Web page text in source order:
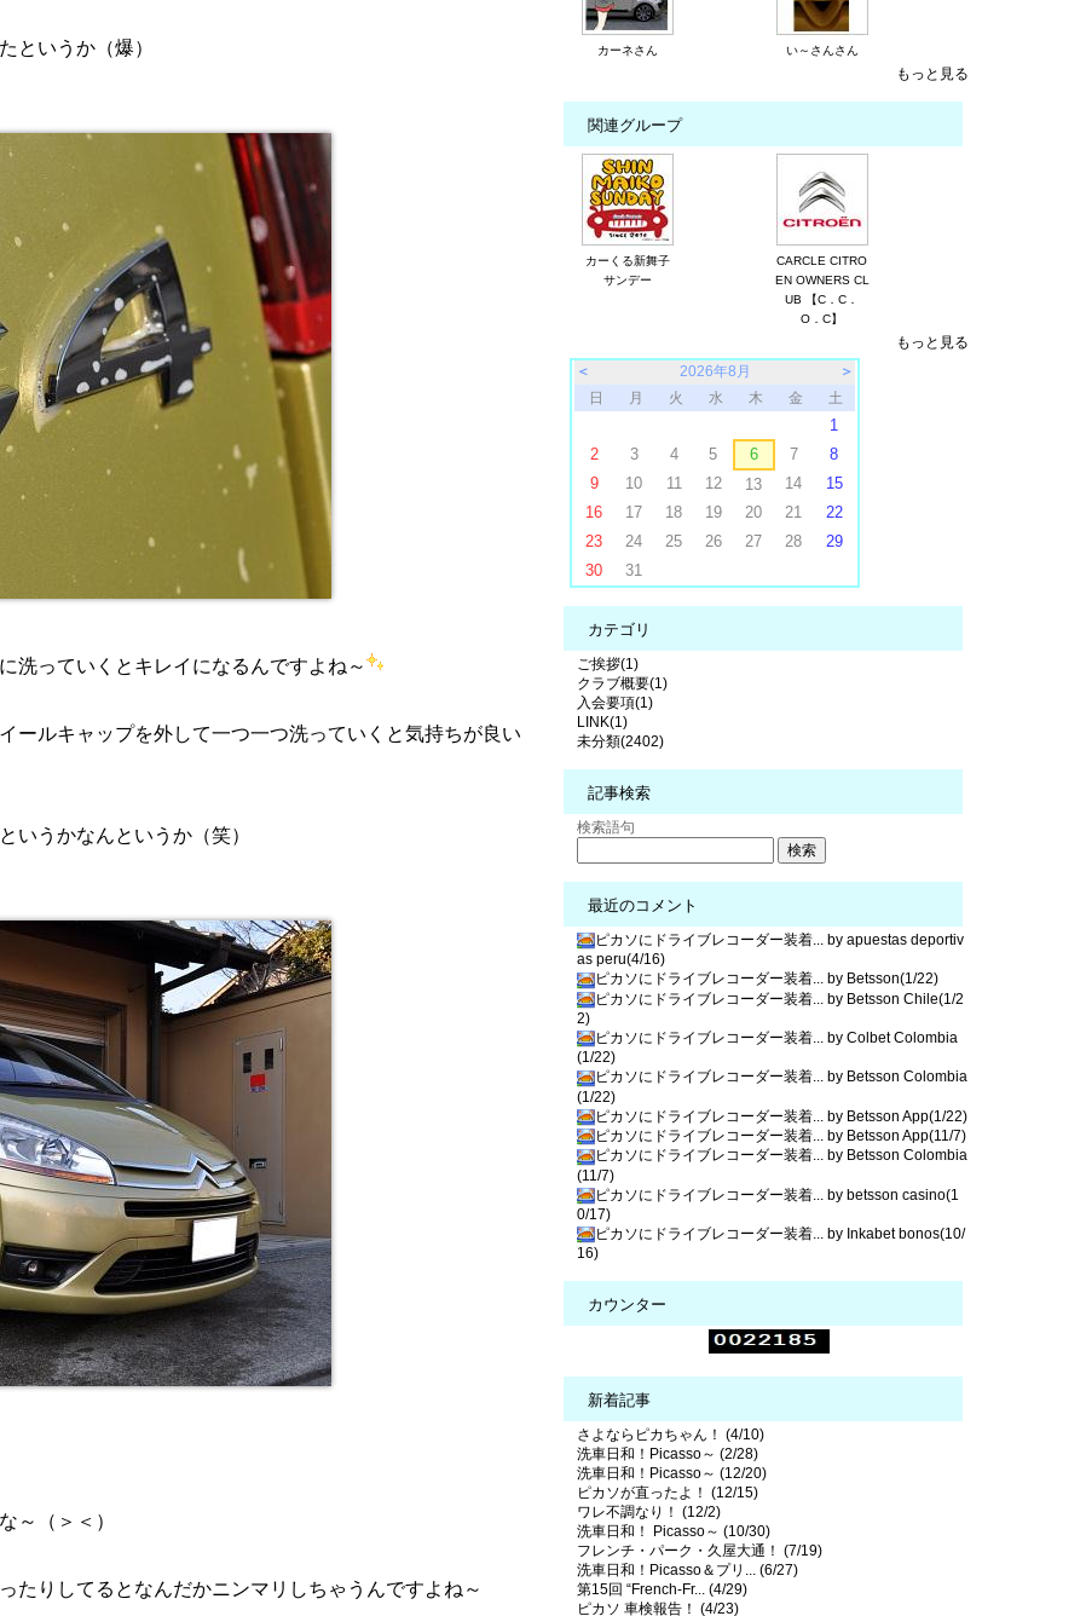
というか（爆）
洗っていくとキレイになるんですよね～
ールキャップを外して一つ一つ洗っていくと気持ちが良い
いうかなんというか（笑）
～（＞＜）
たりしてるとなんだかニンマリしちゃうんですよね～
カーネさん い～さんさん
もっと見る
関連グループ
カーくる新舞子
サンデー
CARCLE CITRO
EN OWNERS CL
UB 【C．C．
O．C】
もっと見る
＜
2026年8月
＞
日
月 火 水 木 金 土
1
2
3 4 5 6 7
8
9
10 11 12 13 14
15
16
17 18 19 20 21
22
23
24 25 26 27 28
29
30
31
カテゴリ
ご挨拶(1)
クラブ概要(1)
入会要項(1)
LINK(1)
未分類(2402)
記事検索
検索語句
最近のコメント
ピカソにドライブレコーダー装着... by apuestas deportiv
as peru(4/16)
ピカソにドライブレコーダー装着... by Betsson(1/22)
ピカソにドライブレコーダー装着... by Betsson Chile(1/2
2)
ピカソにドライブレコーダー装着... by Colbet Colombia
(1/22)
ピカソにドライブレコーダー装着... by Betsson Colombia
(1/22)
ピカソにドライブレコーダー装着... by Betsson App(1/22)
ピカソにドライブレコーダー装着... by Betsson App(11/7)
ピカソにドライブレコーダー装着... by Betsson Colombia
(11/7)
ピカソにドライブレコーダー装着... by betsson casino(1
0/17)
ピカソにドライブレコーダー装着... by Inkabet bonos(10/
16)
カウンター
新着記事
さよならピカちゃん！ (4/10)
洗車日和！Picasso～ (2/28)
洗車日和！Picasso～ (12/20)
ピカソが直ったよ！ (12/15)
ワレ不調なり！ (12/2)
洗車日和！ Picasso～ (10/30)
フレンチ・パーク・久屋大通！ (7/19)
洗車日和！Picasso＆プリ... (6/27)
第15回 “French-Fr... (4/29)
ピカソ 車検報告！ (4/23)